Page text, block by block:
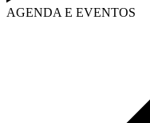
AGENDA E EVENTOS